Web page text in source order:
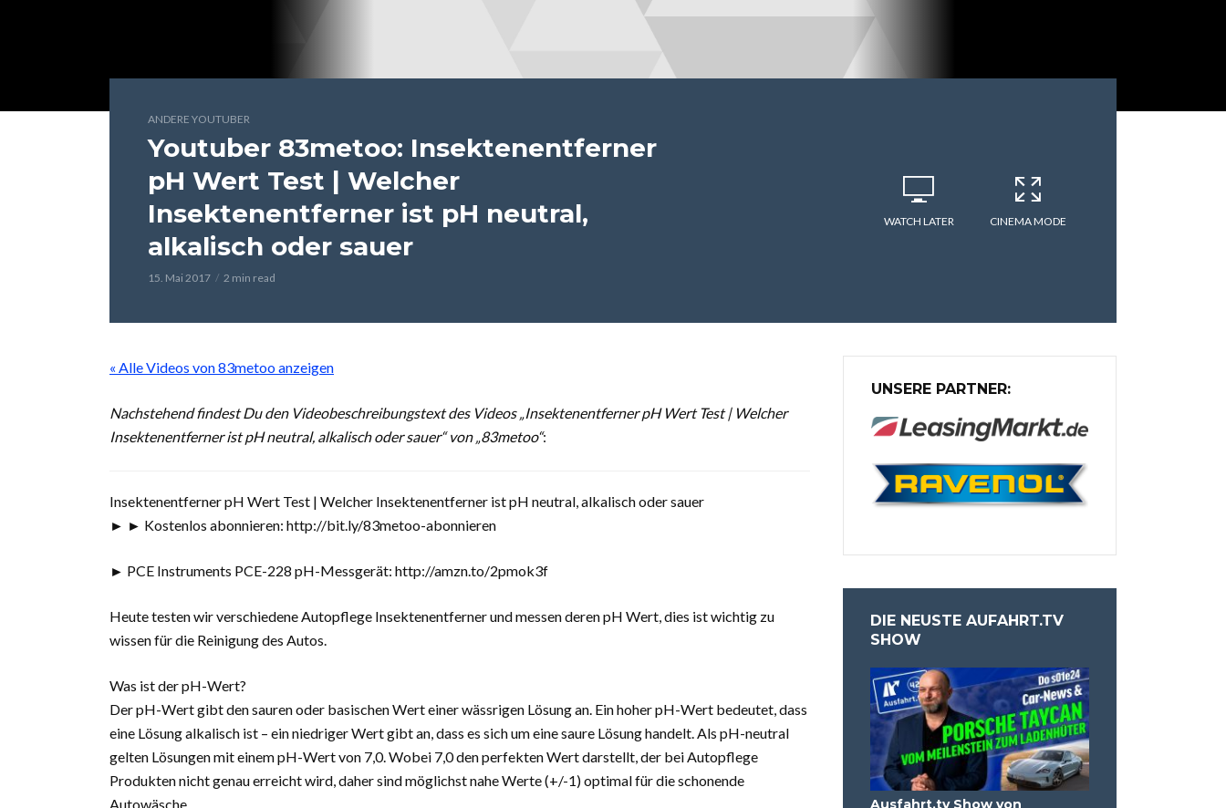
ANDERE YOUTUBER
Youtuber 83metoo: Insektenentferner
pH Wert Test | Welcher
Insektenentferner ist pH neutral,
alkalisch oder sauer
15. Mai 2017 2 min read
WATCH LATER CINEMA MODE
« Alle Videos von 83metoo anzeigen
Nachstehend findest Du den Videobeschreibungstext des Videos „Insektenentferner pH Wert Test | Welcher
Insektenentferner ist pH neutral, alkalisch oder sauer“ von „83metoo“:
Insektenentferner pH Wert Test | Welcher Insektenentferner ist pH neutral, alkalisch oder sauer
► ► Kostenlos abonnieren: http://bit.ly/83metoo-abonnieren
► PCE Instruments PCE-228 pH-Messgerät: http://amzn.to/2pmok3f
Heute testen wir verschiedene Autopflege Insektenentferner und messen deren pH Wert, dies ist wichtig zu
wissen für die Reinigung des Autos.
Was ist der pH-Wert?
Der pH-Wert gibt den sauren oder basischen Wert einer wässrigen Lösung an. Ein hoher pH-Wert bedeutet, dass
eine Lösung alkalisch ist – ein niedriger Wert gibt an, dass es sich um eine saure Lösung handelt. Als pH-neutral
gelten Lösungen mit einem pH-Wert von 7,0. Wobei 7,0 den perfekten Wert darstellt, der bei Autopflege
Produkten nicht genau erreicht wird, daher sind möglichst nahe Werte (+/-1) optimal für die schonende
Autowäsche.
UNSERE PARTNER:
DIE NEUSTE AUFAHRT.TV
SHOW